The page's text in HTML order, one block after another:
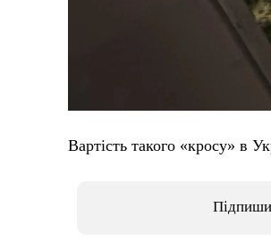
Вартість такого «кросу» в